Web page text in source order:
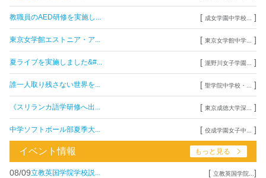
教職員のAED研修を実施し... [ 成女学園中学校... ]
東京女学館エストニア・ア... [ 東京女学館中学... ]
夏ライブを実施しました&#... [ 瀧野川女子学園... ]
誰一人取り残さない世界を... [ 聖学院中学校・... ]
《スリランカ語学研修へ出... [ 東京成徳大学深... ]
中学ソフトボール部夏季大... [ 佼成学園女子中... ]
イベント情報 もっと見る
08/09立教英国学院学校説... [ 立教英国学院... ]